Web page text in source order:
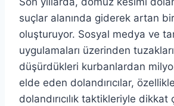
suçlar alanında giderek artan
oluşturuyor. Sosyal medya ve
uygulamaları üzerinden
düşürdükleri kurbanlardan
elde eden dolandırıcılar,
dolandırıcılık taktikleriyle dikkat